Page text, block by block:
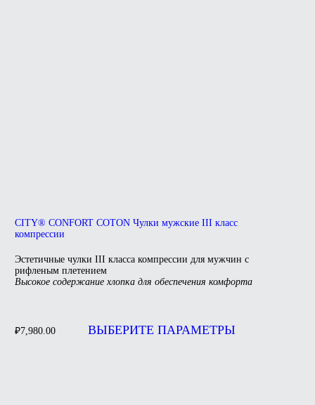
CITY® CONFORT COTON Чулки мужские III класс
компрессии
Эстетичные чулки III класса компрессии для мужчин с
рифленым плетением
Высокое содержание хлопка для обеспечения комфорта
₽7,980.00 ВЫБЕРИТЕ ПАРАМЕТРЫ